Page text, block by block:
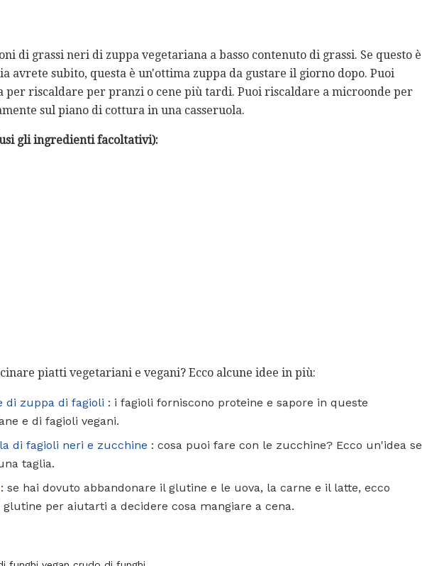
di grassi neri di zuppa vegetariana a basso contenuto di grassi. Se questo è
avrete subito, questa è un'ottima zuppa da gustare il giorno dopo. Puoi
per riscaldare per pranzi o cene più tardi. Puoi riscaldare a microonde per
sul piano di cottura in una casseruola.
gli ingredienti facoltativi):
piatti vegetariani e vegani? Ecco alcune idee in più:
di zuppa di fagioli : i fagioli forniscono proteine ​​e sapore in queste
e di fagioli vegani.
di fagioli neri e zucchine : cosa puoi fare con le zucchine? Ecco un'idea se
taglia.
: se hai dovuto abbandonare il glutine e le uova, la carne e il latte, ecco
per aiutarti a decidere cosa mangiare a cena.